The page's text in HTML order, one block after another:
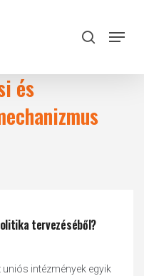
search
Menu
és
tervezéséből?
uniós intézmények egyik
Close